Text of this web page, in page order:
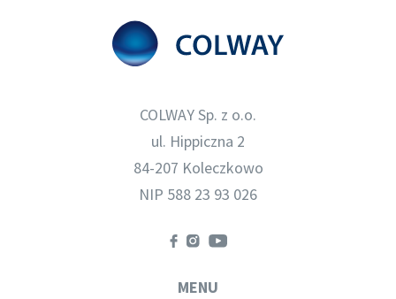
COLWAY Sp. z o.o.
ul. Hippiczna 2
84-207 Koleczkowo
NIP 588 23 93 026
MENU